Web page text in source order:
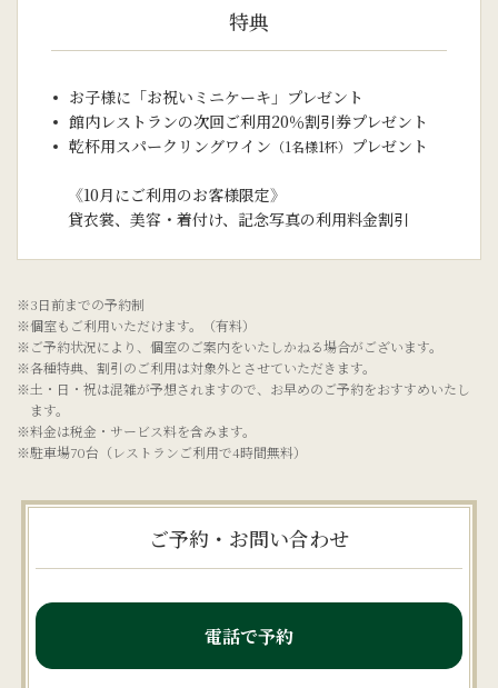
特典
お子様に「お祝いミニケーキ」プレゼント
館内レストランの次回ご利用20％割引券プレゼント
乾杯用スパークリングワイン （1名様1杯） プレゼント
《10月にご利用のお客様限定》
貸衣裳、美容・着付け、記念写真の利用料金割引
※3日前までの予約制
※個室もご利用いただけます。（有料）
※ご予約状況により、個室のご案内をいたしかねる場合がございます。
※各種特典、割引のご利用は対象外とさせていただきます。
※土・日・祝は混雑が予想されますので、お早めのご予約をおすすめいたし
ます。
※料金は税金・サービス料を含みます。
※駐車場70台（レストランご利用で4時間無料）
ご予約・お問い合わせ
電話で予約